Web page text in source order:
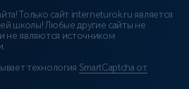
Только сайт interneturok.ru является
школы! Любые другие сайты не
являются источником
технология SmartCaptcha от